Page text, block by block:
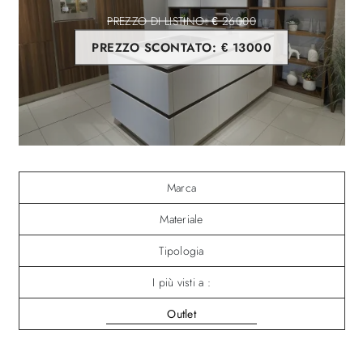
€ 26000
PREZZO SCONTATO: € 13000
Marca
Materiale
Tipologia
I più visti a :
Outlet